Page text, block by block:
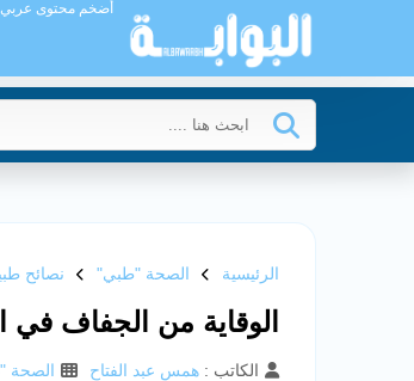
أضخم محتوى عربي
الرئيسية الصحة "طبي" نصائح
الوقاية من الجفاف
الكاتب : همس عبد الفتاح الصحة